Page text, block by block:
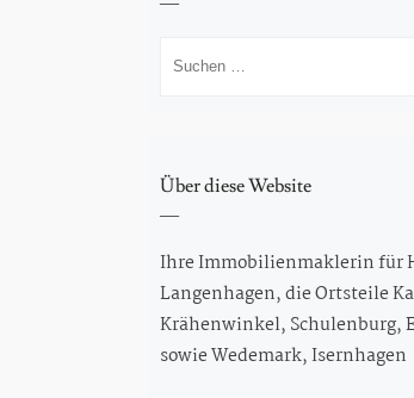
nach:
Über diese Website
Ihre Immobilienmaklerin für
Langenhagen, die Ortsteile
Krähenwinkel, Schulenburg,
sowie Wedemark, Isernhagen